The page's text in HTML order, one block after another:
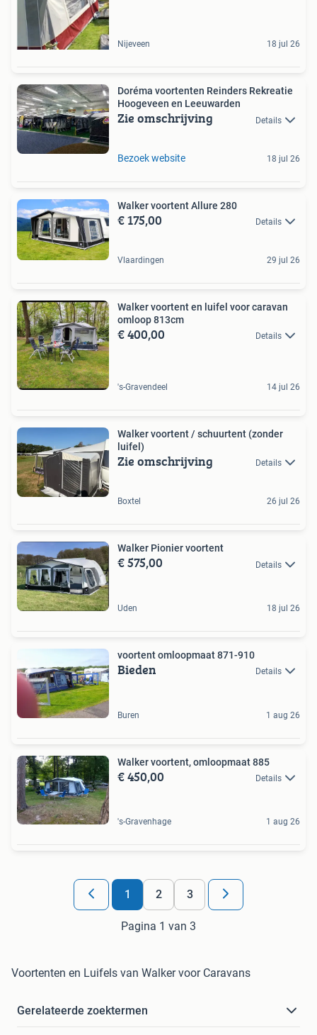
Nijeveen 18 jul 26
Doréma voortenten Reinders Rekreatie
Hoogeveen en Leeuwarden
Zie omschrijving Details
Bezoek website 18 jul 26
Walker voortent Allure 280
€ 175,00 Details
Vlaardingen 29 jul 26
Walker voortent en luifel voor caravan
omloop 813cm
€ 400,00 Details
's-Gravendeel 14 jul 26
Walker voortent / schuurtent (zonder
luifel)
Zie omschrijving Details
Boxtel 26 jul 26
Walker Pionier voortent
€ 575,00 Details
Uden 18 jul 26
voortent omloopmaat 871-910
Bieden Details
Buren 1 aug 26
Walker voortent, omloopmaat 885
€ 450,00 Details
's-Gravenhage 1 aug 26
1 2 3
Pagina 1 van 3
Voortenten en Luifels van Walker voor Caravans
Gerelateerde zoektermen